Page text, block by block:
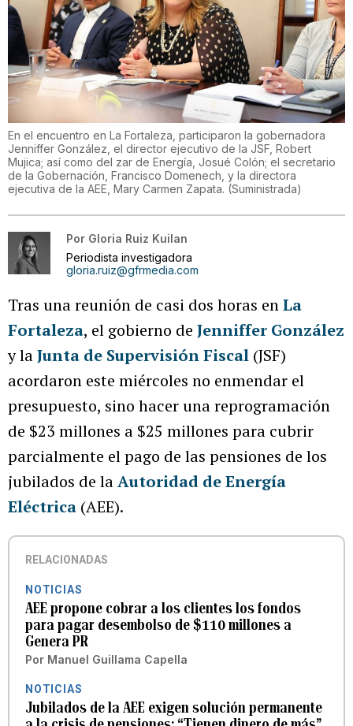
En el encuentro en La Fortaleza, participaron la gobernadora
Jenniffer González, el director ejecutivo de la JSF, Robert
Mujica; así como del zar de Energía, Josué Colón; el secretario
de la Gobernación, Francisco Domenech, y la directora
ejecutiva de la AEE, Mary Carmen Zapata. (Suministrada)
Por Gloria Ruiz Kuilan
Periodista investigadora
gloria.ruiz@gfrmedia.com
Tras una reunión de casi dos horas enLa
Fortaleza, el gobierno de Jenniffer González
y laJunta de Supervisión Fiscal (JSF)
acordaron este miércoles no enmendar el
presupuesto, sino hacer una reprogramación
de $23 millones a $25 millones para cubrir
parcialmente el pago de las pensiones de los
jubilados de laAutoridad de Energía
Eléctrica (AEE).
RELACIONADAS
NOTICIAS
AEE propone cobrar a los clientes los fondos
para pagar desembolso de $110 millones a
Genera PR
Por Manuel Guillama Capella
NOTICIAS
Jubilados de la AEE exigen solución permanente